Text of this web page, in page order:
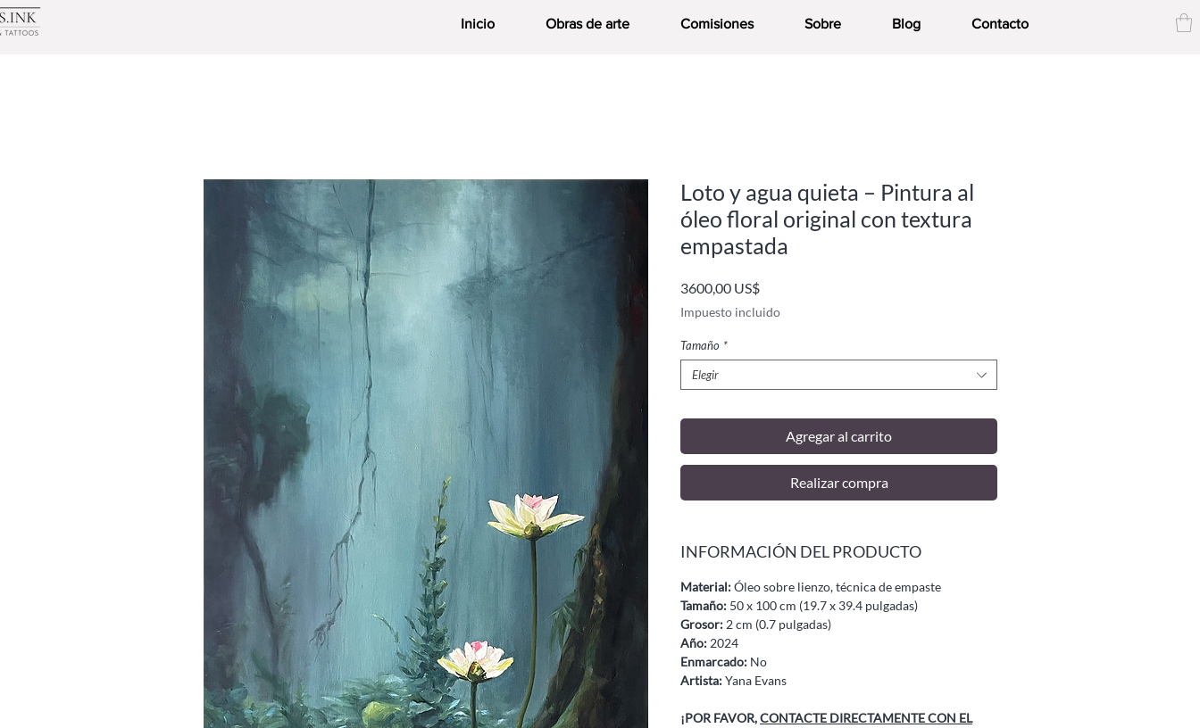
Inicio Obras de arte Comisiones Sobre Blog Contacto
Loto y agua quieta – Pintura al
óleo floral original con textura
empastada
3600,00 US$Precio
Impuesto incluido
Tamaño *
Elegir
Agregar al carrito
Realizar compra
INFORMACIÓN DEL PRODUCTO
Material:Óleo sobre lienzo, técnica de empaste
Tamaño: 50 x 100 cm (19.7 x 39.4 pulgadas)
Grosor:2 cm (0.7 pulgadas)
Año:2024
Enmarcado: No
Artista:Yana Evans
¡POR FAVOR,CONTACTE DIRECTAMENTE CON EL